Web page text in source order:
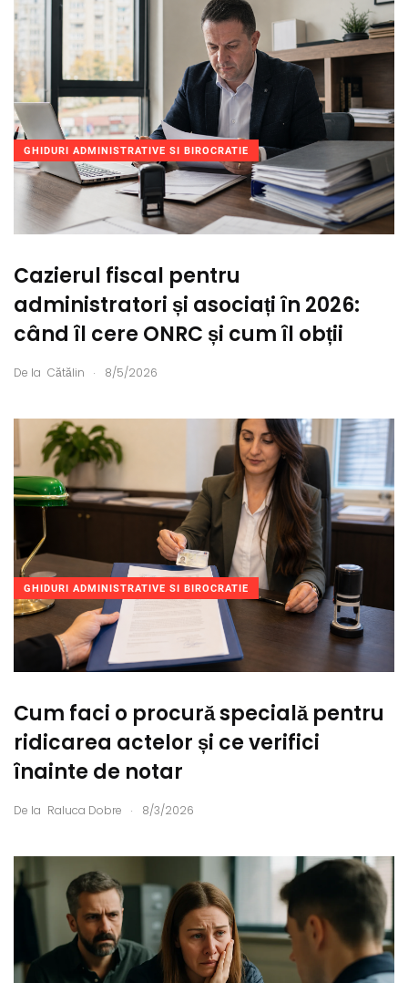
GHIDURI ADMINISTRATIVE SI BIROCRATIE
Cazierul fiscal pentru
administratori și asociați în 2026:
când îl cere ONRC și cum îl obții
De la Cătălin . 8/5/2026
GHIDURI ADMINISTRATIVE SI BIROCRATIE
Cum faci o procură specială pentru
ridicarea actelor și ce verifici
înainte de notar
De la Raluca Dobre . 8/3/2026